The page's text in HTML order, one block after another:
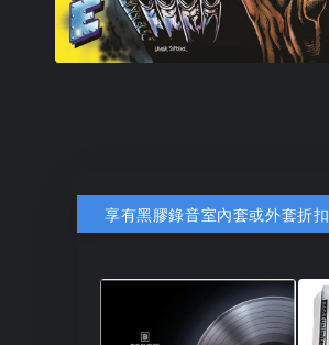
享有黑膠錄音室內套或外套折扣